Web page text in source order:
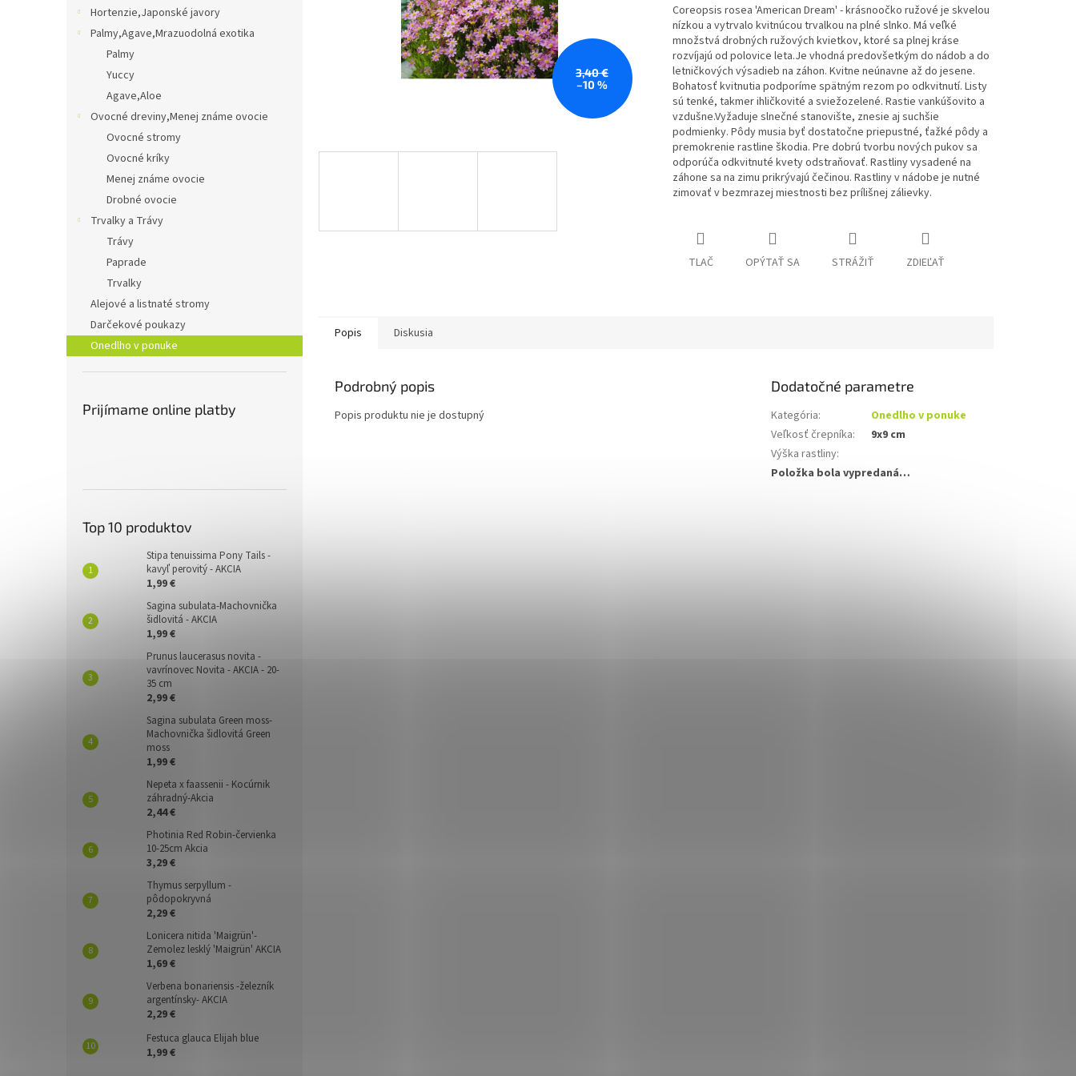
Hortenzie,Japonské javory
Palmy,Agave,Mrazuodolná exotika
Palmy
Yuccy
Agave,Aloe
Ovocné dreviny,Menej známe ovocie
Ovocné stromy
Ovocné kríky
Menej známe ovocie
Drobné ovocie
Trvalky a Trávy
Trávy
Paprade
Trvalky
Alejové a listnaté stromy
Darčekové poukazy
Onedlho v ponuke
Prijímame online platby
Top 10 produktov
Stipa tenuissima Pony Tails -
kavyľ perovitý - AKCIA
1,99 €
Sagina subulata-Machovnička
šidlovitá - AKCIA
1,99 €
Prunus laucerasus novita -
vavrínovec Novita - AKCIA - 20-
35 cm
2,99 €
Sagina subulata Green moss-
Machovnička šidlovitá Green
moss
1,99 €
Nepeta x faassenii - Kocúrnik
záhradný-Akcia
2,44 €
Photinia Red Robin-červienka
10-25cm Akcia
3,29 €
Thymus serpyllum -
pôdopokryvná
2,29 €
Lonicera nitida 'Maigrün'-
Zemolez lesklý 'Maigrün' AKCIA
1,69 €
Verbena bonariensis -železník
argentínsky- AKCIA
2,29 €
Festuca glauca Elijah blue
1,99 €
3,40 €
–10 %
Coreopsis rosea 'American Dream' - krásnoočko ružové je skvelou
nízkou a vytrvalo kvitnúcou trvalkou na plné slnko. Má veľké
množstvá drobných ružových kvietkov, ktoré sa plnej kráse
rozvíjajú od polovice leta.Je vhodná predovšetkým do nádob a do
letničkových výsadieb na záhon. Kvitne neúnavne až do jesene.
Bohatosť kvitnutia podporíme spätným rezom po odkvitnutí. Listy
sú tenké, takmer ihličkovité a sviežozelené. Rastie vankúšovito a
vzdušne.Vyžaduje slnečné stanovište, znesie aj suchšie
podmienky. Pôdy musia byť dostatočne priepustné, ťažké pôdy a
premokrenie rastline škodia. Pre dobrú tvorbu nových pukov sa
odporúča odkvitnuté kvety odstraňovať. Rastliny vysadené na
záhone sa na zimu prikrývajú čečinou. Rastliny v nádobe je nutné
zimovať v bezmrazej ​​miestnosti bez prílišnej zálievky.
TLAČ OPÝTAŤ SA STRÁŽIŤ ZDIEĽAŤ
Popis Diskusia
Podrobný popis
Popis produktu nie je dostupný
Dodatočné parametre
Kategória:
Onedlho v ponuke
Veľkosť črepníka:
9x9 cm
Výška rastliny:
Položka bola vypredaná…